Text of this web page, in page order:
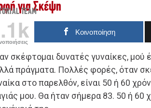
για Σκέψη
TEAM
Κοινοποίηση
σκέφτομαι δυνατές γυναίκες, μού
πράγματα. Πολλές φορές, όταν
στο παρελθόν, είναι 50 ή 60
μου. Θα ήταν σήμερα 83. 50 ή 60